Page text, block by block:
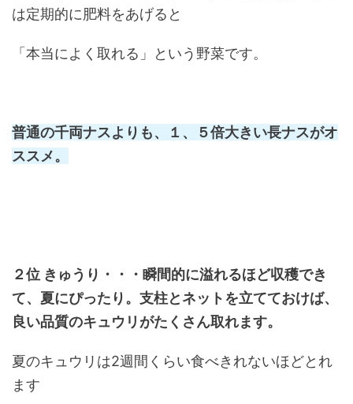
は定期的に肥料をあげると
「本当によく取れる」という野菜です。
普通の千両ナスよりも、１、５倍大きい長ナスがオ
ススメ。
２位 きゅうり・・・瞬間的に溢れるほど収穫でき
て、夏にぴったり。支柱とネットを立てておけば、
良い品質のキュウリがたくさん取れます。
夏のキュウリは2週間くらい食べきれないほどとれ
ます